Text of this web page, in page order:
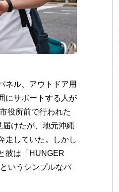
ネル、アウトドア用
にサポートする人が
役所前で行われた
けたが、地元沖縄
走していた。しかし
彼は「HUNGER
いうシンプルなパ